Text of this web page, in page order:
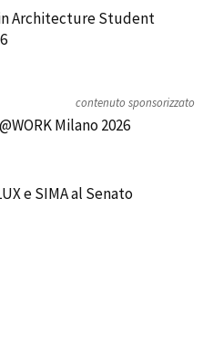
Architecture Student
contenuto sponsorizzato
Milano 2026
e SIMA al Senato